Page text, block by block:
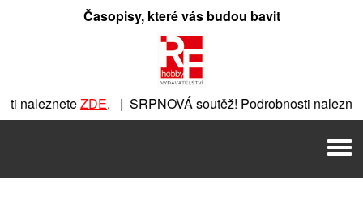
Časopisy, které vás budou bavit
nalezneteZDE. | SRPNOVÁ soutěž! Podrobnosti
. |